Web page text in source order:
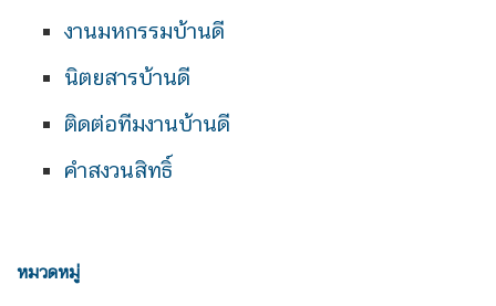
งานมหกรรมบ้านดี
นิตยสารบ้านดี
ติดต่อทีมงานบ้านดี
คำสงวนสิทธิ์
หมวดหมู่